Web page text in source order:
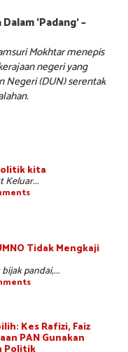
‘Padang’ –
Mokhtar menepis
negeri yang
Negeri (DUN) serentak
kita
Keluar...
Tidak Mengkaji
pandai,...
Kes Rafizi, Faiz
PAN Gunakan